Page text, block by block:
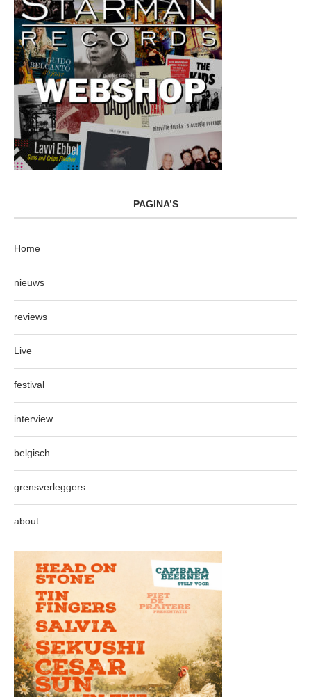
PAGINA’S
Home
nieuws
reviews
Live
festival
interview
belgisch
grensverleggers
about